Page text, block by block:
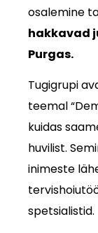
osalemine
hakkavad
Purgas.
Tugigrupi
teemal
kuidas
huvilist.
inimeste
spetsialistid.